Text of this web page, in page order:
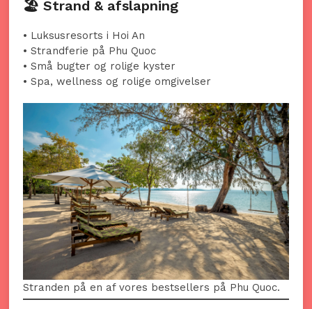
🏖️ Strand & afslapning
• Luksusresorts i Hoi An
• Strandferie på Phu Quoc
• Små bugter og rolige kyster
• Spa, wellness og rolige omgivelser
Stranden på en af vores bestsellers på Phu Quoc.